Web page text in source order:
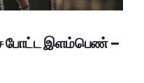
போட்ட இளம்பெண் –